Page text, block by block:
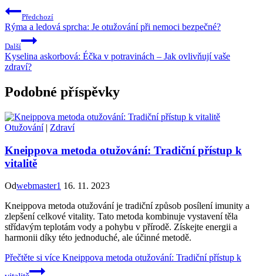
Předchozí
Rýma a ledová sprcha: Je otužování při nemoci bezpečné?
Další
Kyselina askorbová: Éčka v potravinách – Jak ovlivňují vaše
zdraví?
Podobné příspěvky
Otužování| Zdraví
Kneippova metoda otužování: Tradiční přístup k
vitalitě
Odwebmaster1 16. 11. 2023
Kneippova metoda otužování je tradiční způsob posílení imunity a
zlepšení celkové vitality. Tato metoda kombinuje vystavení těla
střídavým teplotám vody a pohybu v přírodě. Získejte energii a
harmonii díky této jednoduché, ale účinné metodě.
Přečtěte si více Kneippova metoda otužování: Tradiční přístup k